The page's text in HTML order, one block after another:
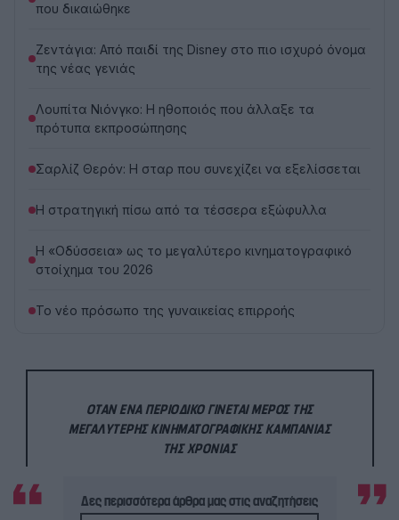
που δικαιώθηκε
Ζεντάγια: Από παιδί της Disney στο πιο ισχυρό όνομα
της νέας γενιάς
Λουπίτα Νιόνγκο: Η ηθοποιός που άλλαξε τα
πρότυπα εκπροσώπησης
Σαρλίζ Θερόν: Η σταρ που συνεχίζει να εξελίσσεται
Η στρατηγική πίσω από τα τέσσερα εξώφυλλα
Η «Οδύσσεια» ως το μεγαλύτερο κινηματογραφικό
στοίχημα του 2026
Το νέο πρόσωπο της γυναικείας επιρροής
ΌΤΑΝ ΈΝΑ ΠΕΡΙΟΔΙΚΌ ΓΊΝΕΤΑΙ ΜΈΡΟΣ ΤΗΣ
ΜΕΓΑΛΎΤΕΡΗΣ ΚΙΝΗΜΑΤΟΓΡΑΦΙΚΉΣ ΚΑΜΠΆΝΙΑΣ
ΤΗΣ ΧΡΟΝΙΆΣ
Δες περισσότερα άρθρα μας στις αναζητήσεις